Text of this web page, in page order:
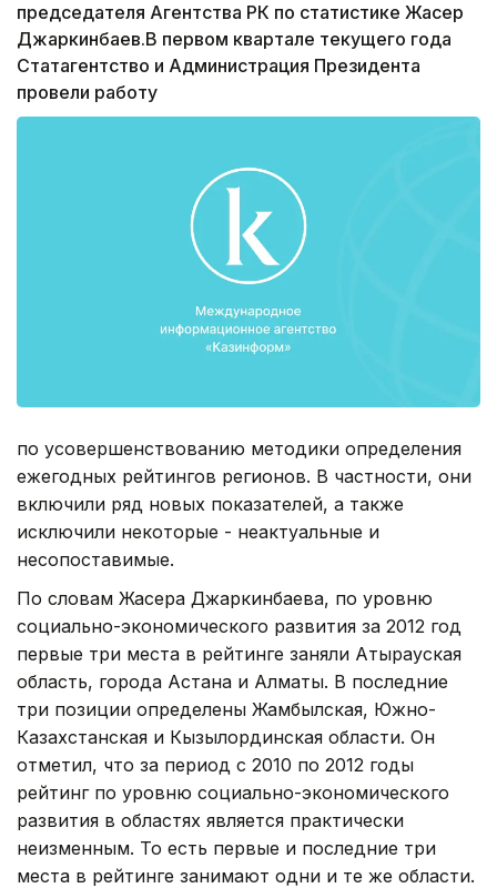
председателя Агентства РК по статистике Жасер
Джаркинбаев.В первом квартале текущего года
Статагентство и Администрация Президента
провели работу
по усовершенствованию методики определения
ежегодных рейтингов регионов. В частности, они
включили ряд новых показателей, а также
исключили некоторые - неактуальные и
несопоставимые.
По словам Жасера Джаркинбаева, по уровню
социально-экономического развития за 2012 год
первые три места в рейтинге заняли Атырауская
область, города Астана и Алматы. В последние
три позиции определены Жамбылская, Южно-
Казахстанская и Кызылординская области. Он
отметил, что за период с 2010 по 2012 годы
рейтинг по уровню социально-экономического
развития в областях является практически
неизменным. То есть первые и последние три
места в рейтинге занимают одни и те же области.